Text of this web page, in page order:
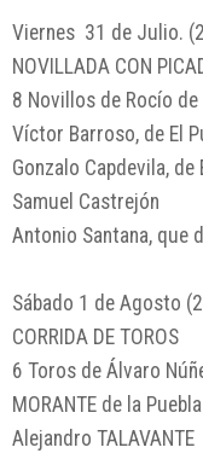
Viernes 31 de Julio.
NOVILLADA CON
8 Novillos de Rocío
Víctor Barroso, de El
Gonzalo Capdevila, de
Samuel Castrejón
Antonio Santana, que
Sábado 1 de Agosto
CORRIDA DE TOROS
6 Toros de Álvaro
MORANTE de la Puebla
Alejandro TALAVANTE